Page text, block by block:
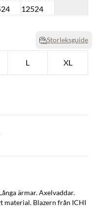
Storleksguide
L XL
ärmar. Axelvaddar.
material. Blazern från ICHI